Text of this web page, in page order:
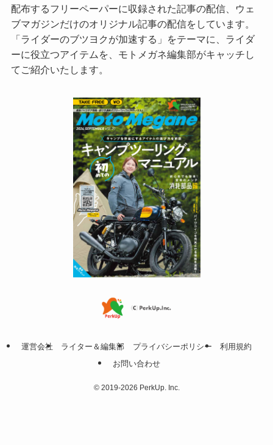
配布するフリーペーパーに収録された記事の配信、ウェ
ブマガジンだけのオリジナル記事の配信をしています。
「ライダーのブツヨクが加速する」をテーマに、ライダ
ーに役立つアイテムを、モトメガネ編集部がキャッチし
てご紹介いたします。
運営会社 ライター＆編集部 プライバシーポリシー
利用規約
お問い合わせ
©2019-2026 PerkUp. Inc.